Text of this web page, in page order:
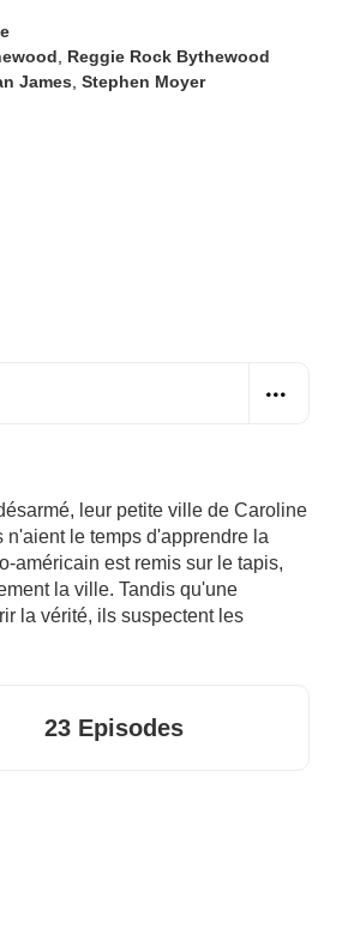
Reggie Rock Bythewood
James Stephen Moyer
leur petite ville de Caroline
le temps d'apprendre la
américain est remis sur le tapis,
la ville. Tandis qu'une
la vérité, ils suspectent les
23 Episodes